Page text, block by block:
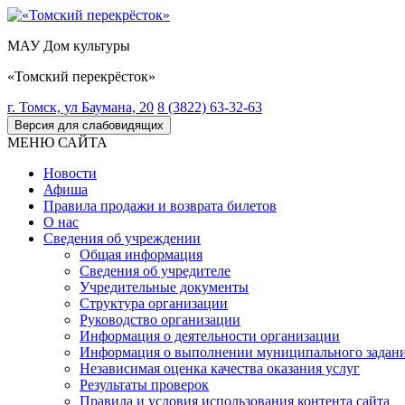
МАУ Дом культуры
«Томский перекрёсток»
г. Томск, ул Баумана, 20 8 (3822) 63-32-63
Версия для слабовидящих
МЕНЮ САЙТА
Новости
Афиша
Правила продажи и возврата билетов
О нас
Сведения об учреждении
Общая информация
Сведения об учредителе
Учредительные документы
Структура организации
Руководство организации
Информация о деятельности организации
Информация о выполнении муниципального
Независимая оценка качества оказания услуг
Результаты проверок
Правила и условия использования контента сайта